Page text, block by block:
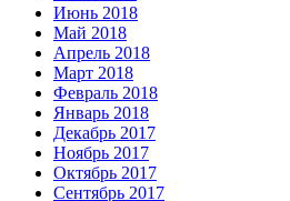
Июнь 2018
Май 2018
Апрель 2018
Март 2018
Февраль 2018
Январь 2018
Декабрь 2017
Ноябрь 2017
Октябрь 2017
Сентябрь 2017